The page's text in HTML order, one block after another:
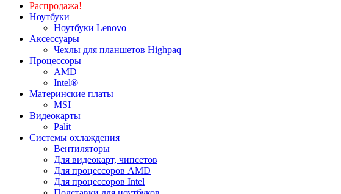
Распродажа!
Ноутбуки
Ноутбуки Lenovo
Аксессуары
Чехлы для планшетов Highpaq
Процессоры
AMD
Intel®
Материнские платы
MSI
Видеокарты
Palit
Системы охлаждения
Вентиляторы
Для видеокарт, чипсетов
Для процессоров AMD
Для процессоров Intel